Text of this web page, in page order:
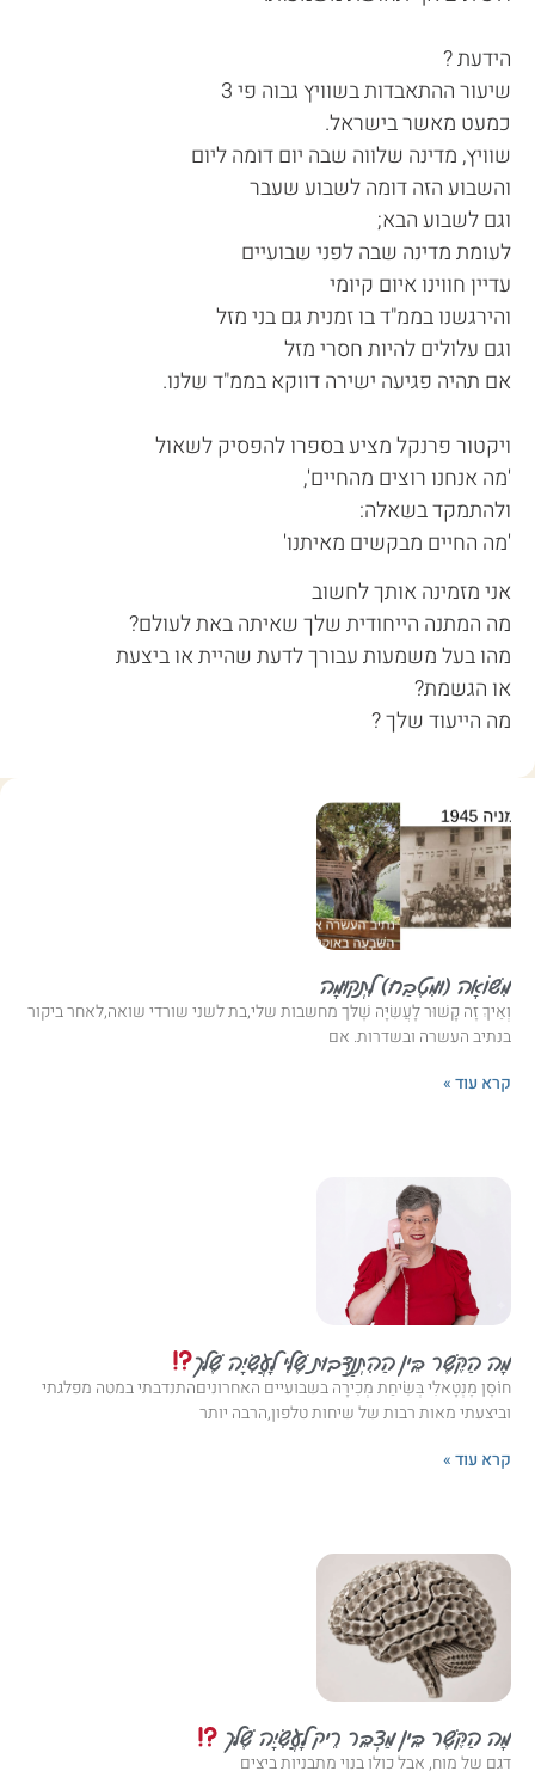
הידעת ?
שיעור ההתאבדות בשוויץ גבוה פי 3
כמעט מאשר בישראל.
שוויץ, מדינה שלווה שבה יום דומה ליום
והשבוע הזה דומה לשבוע שעבר
וגם לשבוע הבא;
לעומת מדינה שבה לפני שבועיים
עדיין חווינו איום קיומי
והירגשנו בממ"ד בו זמנית גם בני מזל
וגם עלולים להיות חסרי מזל
אם תהיה פגיעה ישירה דווקא בממ"ד שלנו.
ויקטור פרנקל מציע בספרו להפסיק לשאול
'מה אנחנו רוצים מהחיים',
ולהתמקד בשאלה:
'מה החיים מבקשים מאיתנו'
אני מזמינה אותך לחשוב
מה המתנה הייחודית שלך שאיתה באת לעולם?
מהו בעל משמעות עבורך לדעת שהיית או ביצעת
או הגשמת?
מה הייעוד שלך ?
מִשּׁוֹאָה (וּמִטֶבַח) לִתְקוּמָה
וְאֵיךְ זֶה קָשׁוּר לָעֲשִׂיָּה שֶׁלּך מחשבות שלי,בת לשני שורדי שואה,לאחר ביקור
בנתיב העשרה ובשדרות. אם
קרא עוד »
מָה הַקֶּשֶׁר בֵּין הַהִתְנַדְּבוּת שֶׁלִּי לָעֲשִׂיָּה שֶׁלּך
חוֹסֶן מֶנְטָאלִי בְּשִׂיחַת מְכִירָה בשבועיים האחרוניםהתנדבתי במטה מפלגתי
וביצעתי מאות רבות של שיחות טלפון,הרבה יותר
קרא עוד »
מָה הַקֶּשֶׁר בֵּין מַצְבֵּר רֵיק לָעֲשִׂיָּה שֶׁלּך
דגם של מוח, אבל כולו בנוי מתבניות ביצים